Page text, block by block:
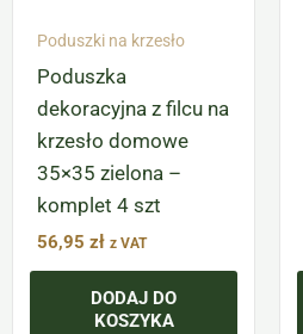
Poduszki na krzesło
Poduszka
dekoracyjna z filcu na
krzesło domowe
35×35 zielona –
komplet 4 szt
56,95 zł z VAT
DODAJ DO
KOSZYKA